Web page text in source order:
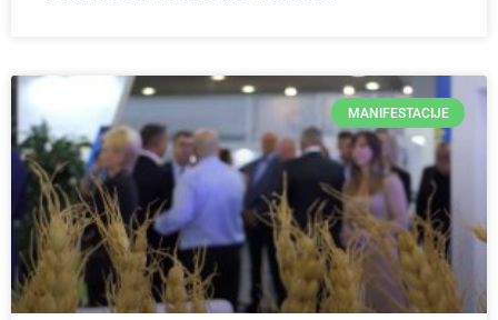
MANIFESTACIJE